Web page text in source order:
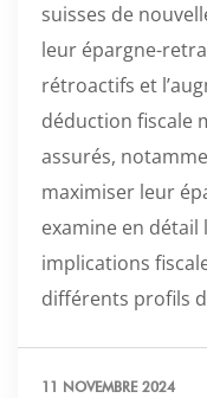
suisses de
leur épargne-
rétroactifs et
déduction fiscale
assurés,
maximiser leur
examine en détail
implications
différents profils
11 NOVEMBRE 2024